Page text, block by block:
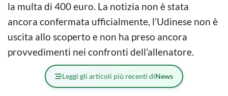
la multa di 400 euro. La notizia non è stata
ancora confermata ufficialmente, l’Udinese non è
uscita allo scoperto e non ha preso ancora
provvedimenti nei confronti dell’allenatore.
Leggi gli articoli più recenti diNews